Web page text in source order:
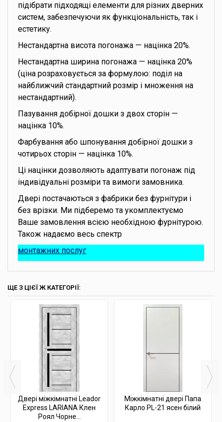
підібрати підходящі елементи для різних дверних
систем, забезпечуючи як функціональність, так і
естетику.
Нестандартна висота погонажа — націнка 20%.
Нестандартна ширина погонажа — націнка 20%
(ціна розраховується за формулою: поділ на
найближчий стандартний розмір і множення на
нестандартний).
Пазування добірної дошки з двох сторін —
націнка 10%.
Фарбування або шпонування добірної дошки з
чотирьох сторін — націнка 10%.
Ці націнки дозволяють адаптувати погонаж під
індивідуальні розміри та вимоги замовника.
Двері постачаються з фабрики без фурнітури і
без врізки. Ми підберемо та укомплектуємо
Ваше замовлення всією необхідною фурнітурою.
Також надаємо весь спектр
монтажних послуг
ЩЕ З ЦІЄЇ Ж КАТЕГОРІЇ:
Двері міжкімнатні Leador
Express LARIANA Клен
Роял Чорне...
Міжкімнатні двері Папа
Карло PL-21 ясен білий